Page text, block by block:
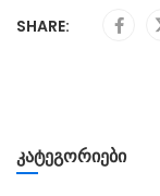
SHARE:
ᲙᲐᲢᲔᲒᲝᲠᲘᲔᲑᲘ